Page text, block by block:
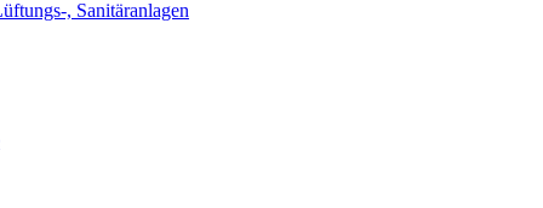
, Sanitäranlagen